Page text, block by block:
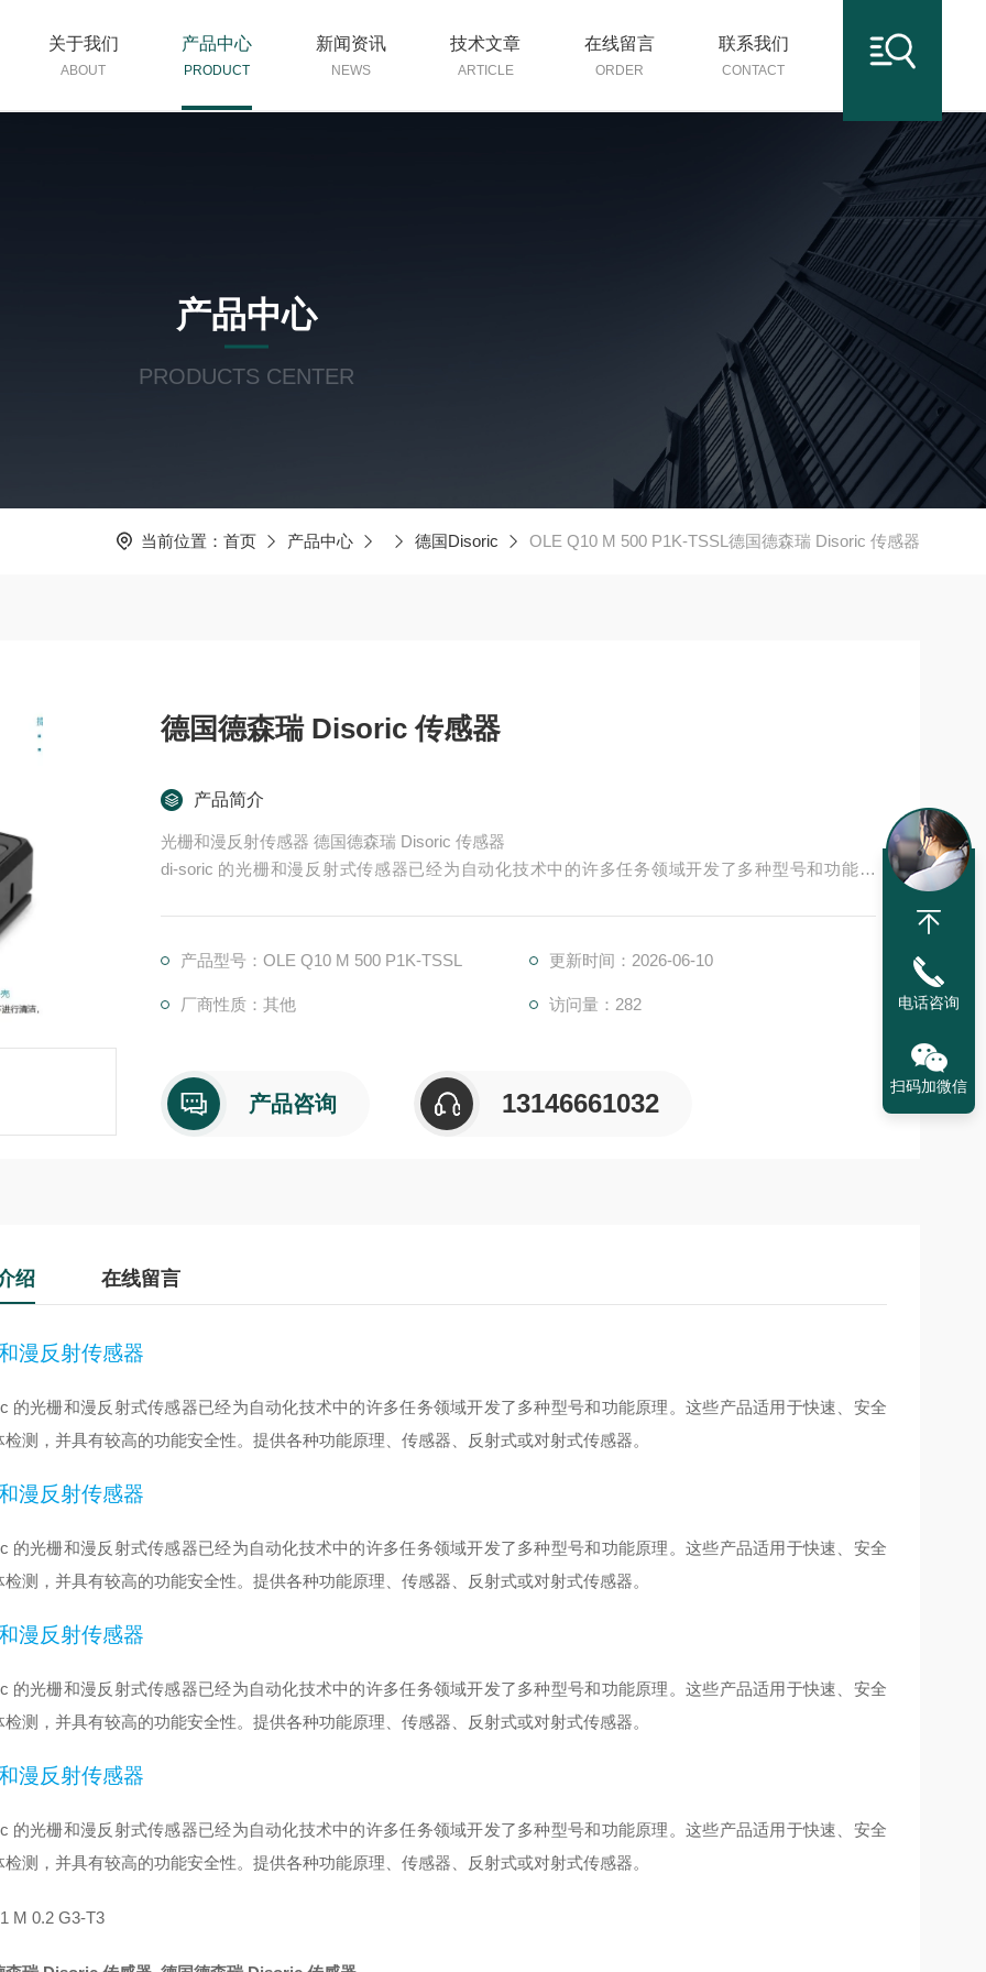
关于我们
ABOUT
产品中心
PRODUCT
新闻资讯
NEWS
技术文章
ARTICLE
在线留言
ORDER
联系我们
CONTACT
产品中心
PRODUCTS CENTER
当前位置： 首页 产品中心 德国Disoric OLE Q10 M 500 P1K-TSSL德国德森瑞 Disoric 传感器
德国德森瑞 Disoric 传感器
产品简介
光栅和漫反射传感器 德国德森瑞 Disoric 传感器
di-soric 的光栅和漫反射式传感器已经为自动化技术中的许多任务领域开发了多种型号和功能原
产品型号：OLE Q10 M 500 P1K-TSSL
更新时间：2026-06-10
厂商性质：其他 访问量：282
产品咨询 13146661032
绍 在线留言
漫反射传感器
的光栅和漫反射式传感器已经为自动化技术中的许多任务领域开发了多种型号和功能原理。这些产品适用于快速、安全
检测，并具有较高的功能安全性。提供各种功能原理、传感器、反射式或对射式传感器。
漫反射传感器
的光栅和漫反射式传感器已经为自动化技术中的许多任务领域开发了多种型号和功能原理。这些产品适用于快速、安全
检测，并具有较高的功能安全性。提供各种功能原理、传感器、反射式或对射式传感器。
漫反射传感器
的光栅和漫反射式传感器已经为自动化技术中的许多任务领域开发了多种型号和功能原理。这些产品适用于快速、安全
检测，并具有较高的功能安全性。提供各种功能原理、传感器、反射式或对射式传感器。
漫反射传感器
的光栅和漫反射式传感器已经为自动化技术中的许多任务领域开发了多种型号和功能原理。这些产品适用于快速、安全
检测，并具有较高的功能安全性。提供各种功能原理、传感器、反射式或对射式传感器。
M 0.2 G3-T3
电话咨询
扫码加微信